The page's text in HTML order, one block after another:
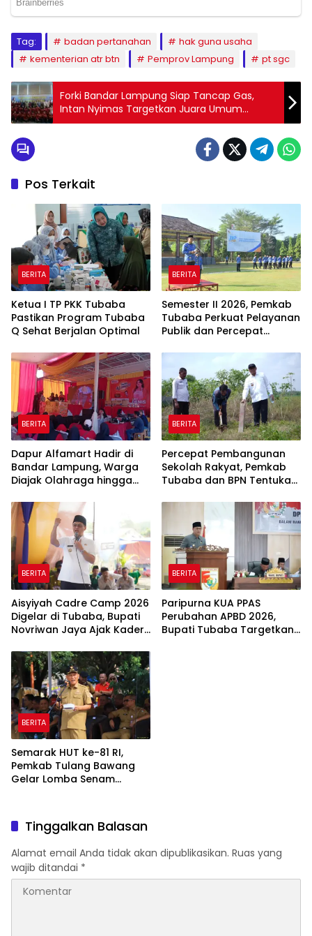
Tag: badan pertanahan
hak guna usaha
kementerian atr btn
Pemprov Lampung pt sgc
Forki Bandar Lampung Siap Tancap Gas,
Intan Nyimas Targetkan Juara Umum
Porprov
Pos Terkait
BERITA
Ketua I TP PKK Tubaba
Pastikan Program Tubaba
Q Sehat Berjalan Optimal
BERITA
Semester II 2026, Pemkab
Tubaba Perkuat Pelayanan
Publik dan Percepat
BERITA
Dapur Alfamart Hadir di
Bandar Lampung, Warga
Diajak Olahraga hingga
BERITA
Percepat Pembangunan
Sekolah Rakyat, Pemkab
Tubaba dan BPN Tentukan
BERITA
Aisyiyah Cadre Camp 2026
Digelar di Tubaba, Bupati
Novriwan Jaya Ajak Kader
Pembangunan
BERITA
Paripurna KUA PPAS
Perubahan APBD 2026,
Bupati Tubaba Targetkan
BERITA
Semarak HUT ke-81 RI,
Pemkab Tulang Bawang
Gelar Lomba Senam
Tinggalkan Balasan
Alamat email Anda tidak akan dipublikasikan. Ruas yang
wajib ditandai *